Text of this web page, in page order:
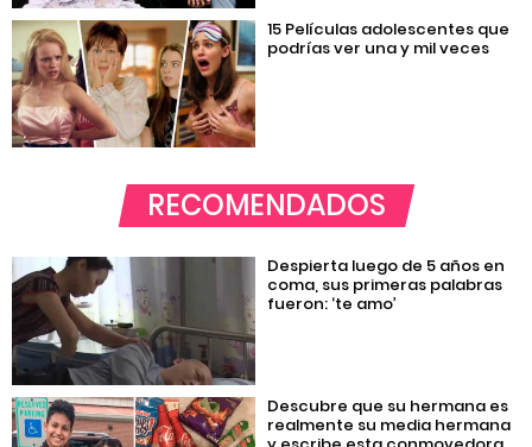
15 Películas adolescentes que
podrías ver una y mil veces
RECOMENDADOS
Despierta luego de 5 años en
coma, sus primeras palabras
fueron: ‘te amo’
Descubre que su hermana es
realmente su media hermana